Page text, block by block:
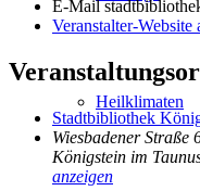
Heilklimaten
E-Mail
Veranstalter-Website
Stadtbibliothek
Wiesbadener Straße
Königstein im
anzeigen